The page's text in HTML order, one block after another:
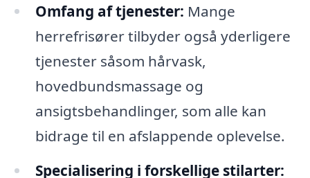
Omfang af tjenester: Mange
herrefrisører tilbyder også yderligere
tjenester såsom hårvask,
hovedbundsmassage og
ansigtsbehandlinger, som alle kan
bidrage til en afslappende oplevelse.
Specialisering i forskellige stilarter: